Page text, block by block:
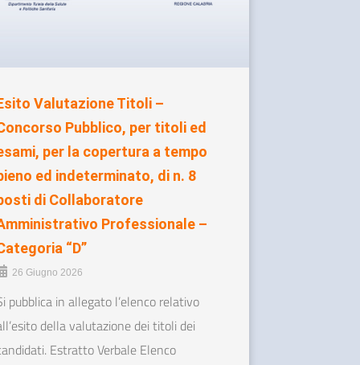
Valutazione Titoli –
Pubblico, per titoli ed
per la copertura a tempo
ed indeterminato, di n. 8
di Collaboratore
Professionale –
“D”
26 Giugno 2026
pubblica in allegato l’elenco relativo
della valutazione dei titoli dei
Estratto Verbale Elenco